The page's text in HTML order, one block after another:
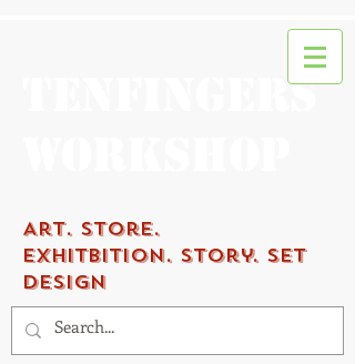
Tenfingers
Art. Store.
Exhitbition. Story. Set
Design